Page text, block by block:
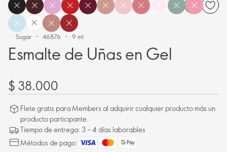
Esmalte de Uñas en Gel
Sugar 46876 9 ml.
$ 38.000
Flete gratis para Members al adquirir cualquier producto más un
producto participante.
Tiempo de entrega: 3 – 4 días laborables
Métodos de pago: